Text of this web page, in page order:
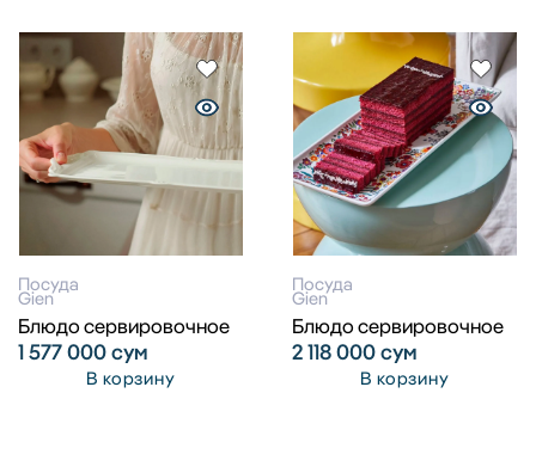
Посуда
Gien
Блюдо сервировочное
1 577 000сум
В корзину
Посуда
Gien
Блюдо сервировочное
2 118 000сум
В корзину